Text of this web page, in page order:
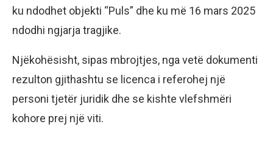
ku ndodhet objekti “Puls” dhe ku më 16 mars 2025
ndodhi ngjarja tragjike.
Njëkohësisht, sipas mbrojtjes, nga vetë dokumenti
rezulton gjithashtu se licenca i referohej një
personi tjetër juridik dhe se kishte vlefshmëri
kohore prej një viti.